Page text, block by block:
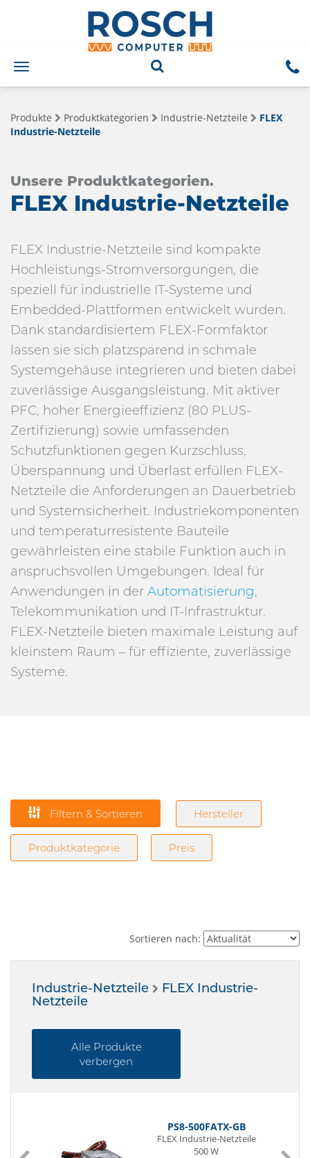
Toggle
navigation
Produkte Produktkategorien Industrie-Netzteile
FLEX
Industrie-Netzteile
Unsere Produktkategorien.
FLEX Industrie-Netzteile
FLEX Industrie-Netzteile sind kompakte
Hochleistungs-Stromversorgungen, die
speziell für industrielle IT-Systeme und
Embedded-Plattformen entwickelt wurden.
Dank standardisiertem FLEX-Formfaktor
lassen sie sich platzsparend in schmale
Systemgehäuse integrieren und bieten dabei
zuverlässige Ausgangsleistung. Mit aktiver
PFC, hoher Energieeffizienz (80 PLUS-
Zertifizierung) sowie umfassenden
Schutzfunktionen gegen Kurzschluss,
Überspannung und Überlast erfüllen FLEX-
Netzteile die Anforderungen an Dauerbetrieb
und Systemsicherheit. Industriekomponenten
und temperaturresistente Bauteile
gewährleisten eine stabile Funktion auch in
anspruchsvollen Umgebungen. Ideal für
Anwendungen in der Automatisierung,
Telekommunikation und IT-Infrastruktur.
FLEX-Netzteile bieten maximale Leistung auf
kleinstem Raum – für effiziente, zuverlässige
Systeme.
Filtern & Sortieren Hersteller
Produktkategorie Preis
Sortieren nach:
Industrie-Netzteile
FLEX Industrie-
Netzteile
Alle Produkte
verbergen
PS8-500FATX-GB
FLEX Industrie-Netzteile
500 W